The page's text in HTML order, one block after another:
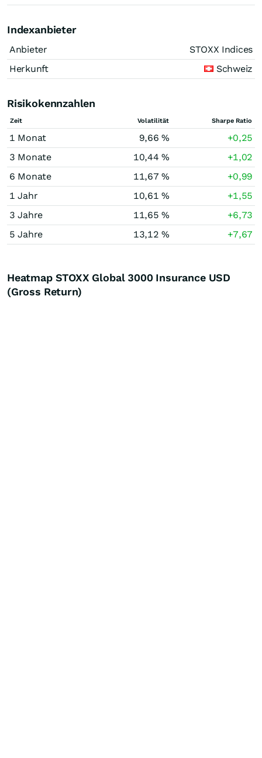
Indexanbieter
Anbieter
STOXX Indices
Herkunft
Schweiz
Risikokennzahlen
Zeit Volatilität Sharpe Ratio
1 Monat 9,66 %
+0,25
3 Monate
10,44 %
+1,02
6 Monate
11,67 %
+0,99
1 Jahr
10,61 %
+1,55
3 Jahre
11,65 %
+6,73
5 Jahre
13,12 % +7,67
Heatmap STOXX Global 3000 Insurance USD
(Gross Return)